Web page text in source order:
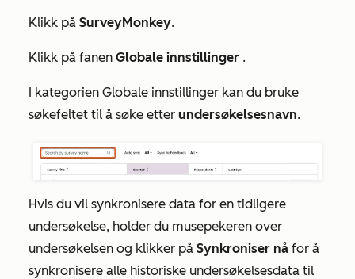
Klikk på SurveyMonkey.
Klikk på fanen Globale innstillinger .
I kategorien Globale innstillinger kan du bruke
søkefeltet til å søke etter undersøkelsesnavn.
Hvis du vil synkronisere data for en tidligere
undersøkelse, holder du musepekeren over
undersøkelsen og klikker på Synkroniser nå for å
synkronisere alle historiske undersøkelsesdata til